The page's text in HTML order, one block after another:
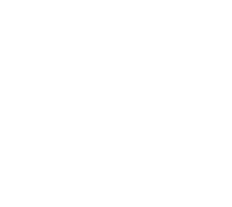
ท บ้าน ที่ดิน คอนโด
อกาสในการขายได้มากกว่า ที่